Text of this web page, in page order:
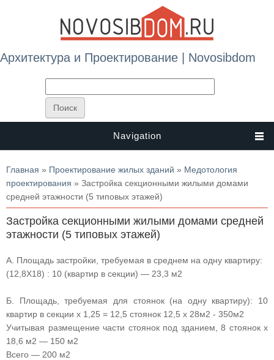
Архитектура и Проектирование | Novosibdom
Navigation
Вы здесь
Главная » Проектирование жилых зданий » Медотология
проектирования » Застройка секционными жилыми домами
средней этажности (5 типовых этажей)
Застройка секционными жилыми домами средней
этажности (5 типовых этажей)
А. Площадь застройки, требуемая в среднем на одну квартиру:
(12,8X18) : 10 (квартир в секции) — 23,3 м2
Б. Площадь, требуемая для стоянок (на одну квартиру): 10
квартир в секции х 1,25 = 12,5 стоянок 12,5 х 28м2 - 350м2
Учитывая размещение части стоянок под зданием, 8 стоянок х
18,6 м2 — 150 м2
Всего — 200 м2